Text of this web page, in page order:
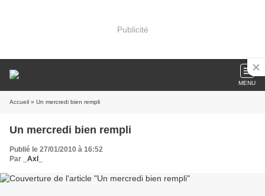
Publicité
MENU
Accueil » Un mercredi bien rempli
Un mercredi bien rempli
Publié le 27/01/2010 à 16:52
Par
_Axl_